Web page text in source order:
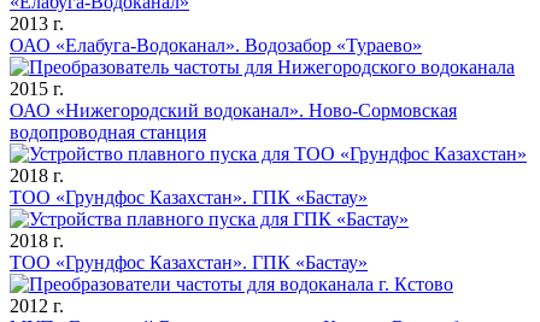
2013 г.
ОАО «Елабуга-Водоканал». Водозабор «Тураево»
2015 г.
ОАО «Нижегородский водоканал». Ново-Сормовская
водопроводная станция
2018 г.
ТОО «Грундфос Казахстан». ГПК «Бастау»
2018 г.
ТОО «Грундфос Казахстан». ГПК «Бастау»
2012 г.